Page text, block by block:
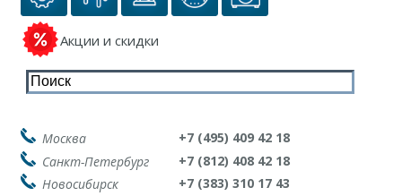
Акции и скидки
Москва
+7 (495) 409 42 18
Санкт-Петербург
+7 (812) 408 42 18
Новосибирск
+7 (383) 310 17 43